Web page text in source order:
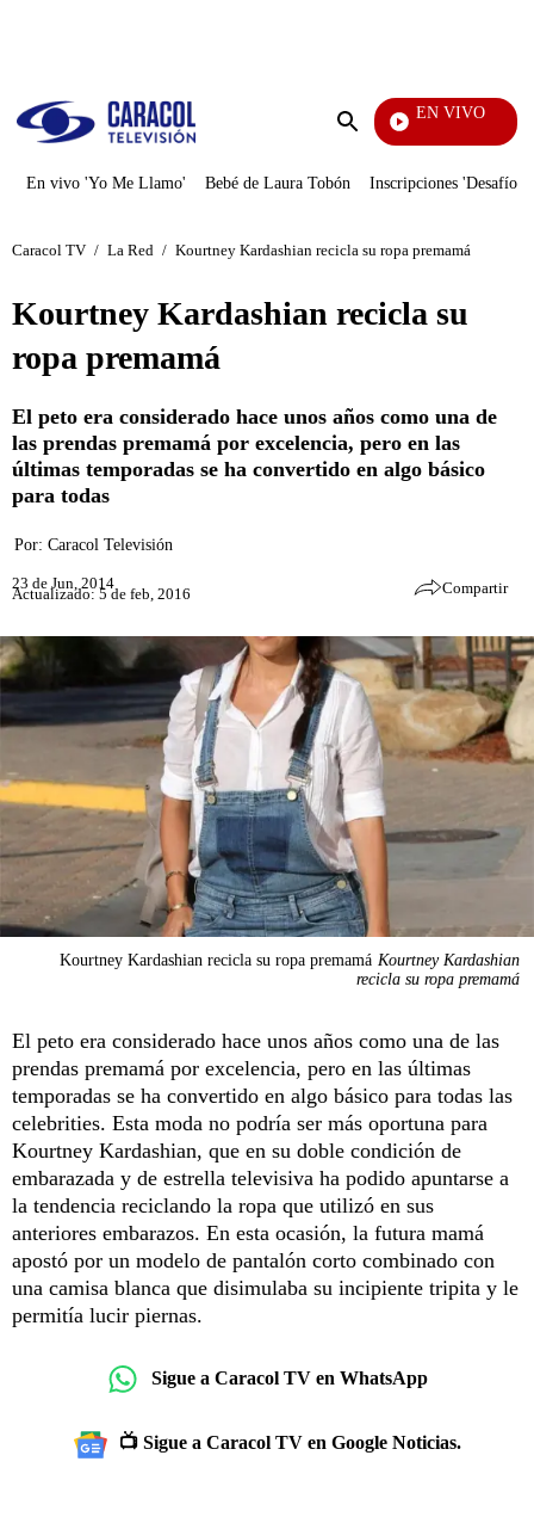
Enviar
EN VIVO
En vivo 'Yo Me Llamo' Bebé de Laura Tobón Inscripciones 'Desafío'
Caracol TV / La Red / Kourtney Kardashian recicla su ropa premamá
Kourtney Kardashian recicla su
ropa premamá
El peto era considerado hace unos años como una de
las prendas premamá por excelencia, pero en las
últimas temporadas se ha convertido en algo básico
para todas
Por: Caracol Televisión
23 de Jun, 2014
Actualizado: 5 de feb, 2016 Compartir
Kourtney Kardashian recicla su ropa premamá Kourtney Kardashian
recicla su ropa premamá
El peto era considerado hace unos años como una de las
prendas premamá por excelencia, pero en las últimas
temporadas se ha convertido en algo básico para todas las
celebrities. Esta moda no podría ser más oportuna para
Kourtney Kardashian, que en su doble condición de
embarazada y de estrella televisiva ha podido apuntarse a
la tendencia reciclando la ropa que utilizó en sus
anteriores embarazos. En esta ocasión, la futura mamá
apostó por un modelo de pantalón corto combinado con
una camisa blanca que disimulaba su incipiente tripita y le
permitía lucir piernas.
Sigue a Caracol TV en WhatsApp
📺 Sigue a Caracol TV en Google Noticias.